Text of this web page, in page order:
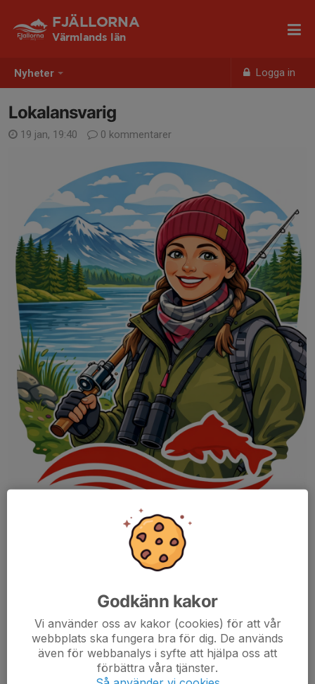
Nyheter Logga in
FJÄLLORNA
Värmlands län
Lokalansvarig
19 jan, 19:40 0 kommentarer
lokalansvarig i detta län. Är du intresserad eller vill
veta mer om vad uppdraget innebär?
Hör av dig via mejl till info@fjallorna.seeller ring 070-292 25
Godkänn kakor
Vi använder oss av kakor (cookies) för att vår
webbplats ska fungera bra för dig. De används
även för webbanalys i syfte att hjälpa oss att
förbättra våra tjänster.